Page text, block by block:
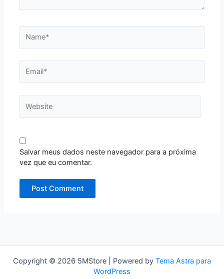
Salvar meus dados neste navegador para a próxima
vez que eu comentar.
Copyright © 2026 5MStore | Powered by Tema Astra para
WordPress